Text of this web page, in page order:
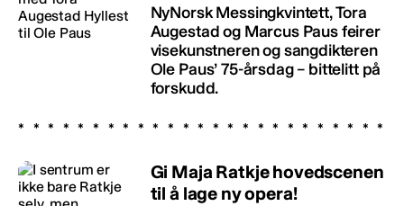
NyNorsk Messingkvintett, Tora
Augestad og Marcus Paus feirer
visekunstneren og sangdikteren
Ole Paus’ 75-årsdag – bittelitt på
forskudd.
Gi Maja Ratkje hovedscenen
til å lage ny opera!